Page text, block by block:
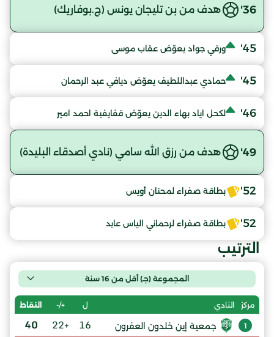
36' هدف من بن تليجان يونس (ج.بوفاريك)
45' ورقي جواد يعوّض عقاب موسى
45' حمادي عبداللطيف يعوّض ديافي عبد الرحمان
46' لكحل اياد بهاء الدين يعوّض قفايفية احمد امير
49' هدف من رزق الله سامي (نادي أصدقاء البليدة)
52' بطاقة صفراء لمحنان أويس
52' بطاقة صفراء لرحماني الياس عابد
الترتيب
المجموعة (جـ) أقل من 16 سنة
مركز النادي ل +/- النقاط
1 جمعية إين خلدون العفرون 16
+22
40